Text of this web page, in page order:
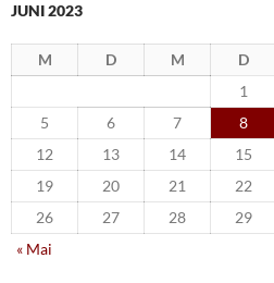
JUNI 2023
M D M D
1
5
6 7 8
12
13 14 15
19
20 21 22
26
27 28 29
« Mai